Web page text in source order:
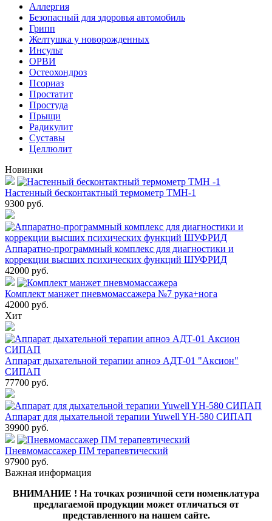
Аллергия
Безопасный для здоровья автомобиль
Грипп
Желтушка у новорожденных
Инсульт
ОРВИ
Остеохондроз
Пcориаз
Простатит
Простуда
Прыщи
Радикулит
Суставы
Целлюлит
Новинки
Настенный бесконтактный термометр ТМН-1
9300 руб.
Аппаратно-программный комплекс для диагностики и
коррекции высших психических функций ШУФРИД
42000 руб.
Комплект манжет пневмомассажера №7 рука+нога
42000 руб.
Хит
Аппарат дыхательной терапии апноэ АДТ-01 "Аксион"
СИПАП
77700 руб.
Аппарат для дыхательной терапии Yuwell YH-580 СИПАП
39900 руб.
Пневмомассажер ПМ терапевтический
97900 руб.
Важная информация
ВНИМАНИЕ ! На точках розничной сети номенклатура
предлагаемой продукции может отличаться от
представленного на нашем сайте.